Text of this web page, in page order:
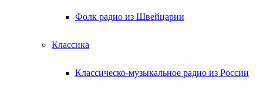
Фолк радио из Швейцарии
Классика
Классическо-музыкальное радио из России